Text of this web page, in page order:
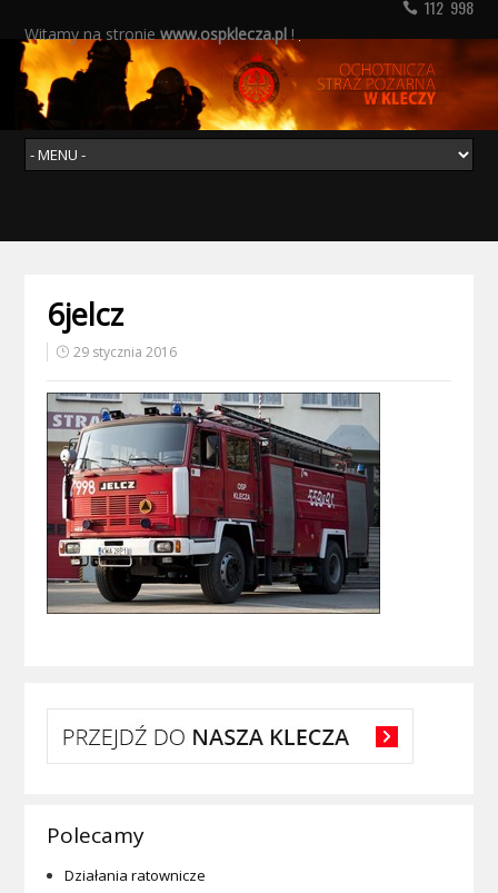
112 998
Witamy na stroniewww.ospklecza.pl!
6jelcz
29 stycznia 2016
Polecamy
Działania ratownicze